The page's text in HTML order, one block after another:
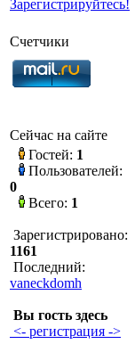
Зарегистрируйтесь!
Счетчики
Сейчас на сайте
Гостей: 1
Пользователей:
0
Всего: 1
Зарегистрировано:
1161
Последний:
vaneckdomh
Вы гость здесь
<- регистрация ->